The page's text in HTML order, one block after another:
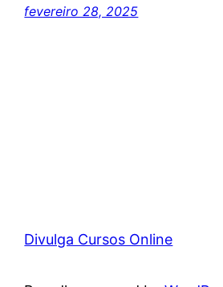
fevereiro 28, 2025
Divulga Cursos Online